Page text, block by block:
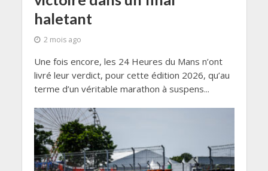
haletant
2 mois ago
Une fois encore, les 24 Heures du Mans n’ont
livré leur verdict, pour cette édition 2026, qu’au
terme d’un véritable marathon à suspens...